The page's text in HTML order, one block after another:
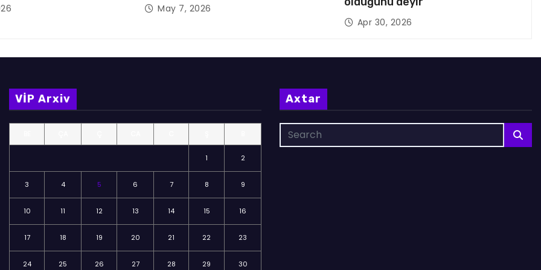
May 7, 2026
Apr 30, 2026
VİP Arxiv
1 2
3 4 5 6 7 8 9
10 11 12 13 14 15 16
17 18 19 20 21 22 23
24 25 26 27 28 29 30
Axtar